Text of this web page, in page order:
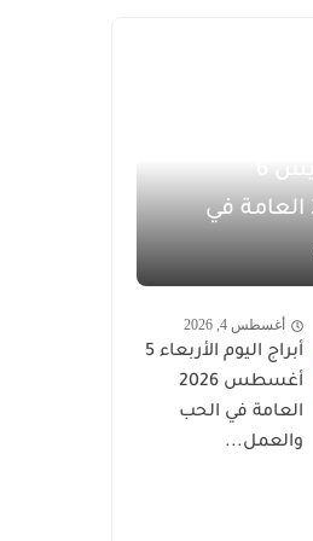
أبراج اليوم الخميس 6
أغسطس 2026 العامة في
أغسطس 4, 2026
أبراج اليوم الأربعاء 5
أغسطس 2026
العامة في الحب
والعمل...